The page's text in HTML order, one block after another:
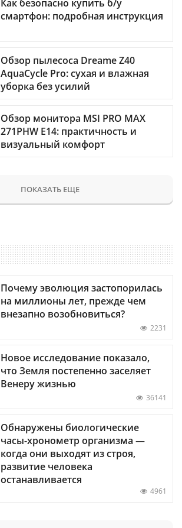
Как безопасно купить б/у
смартфон: подробная инструкция
Обзор пылесоса Dreame Z40
AquaCycle Pro: сухая и влажная
уборка без усилий
Обзор монитора MSI PRO MAX
271PHW E14: практичность и
визуальный комфорт
ПОКАЗАТЬ ЕЩЕ
Почему эволюция застопорилась
на миллионы лет, прежде чем
внезапно возобновиться?
2231
Новое исследование показало,
что Земля постепенно заселяет
Венеру жизнью
36141
Обнаружены биологические
часы-хронометр организма —
когда они выходят из строя,
развитие человека
останавливается
4961